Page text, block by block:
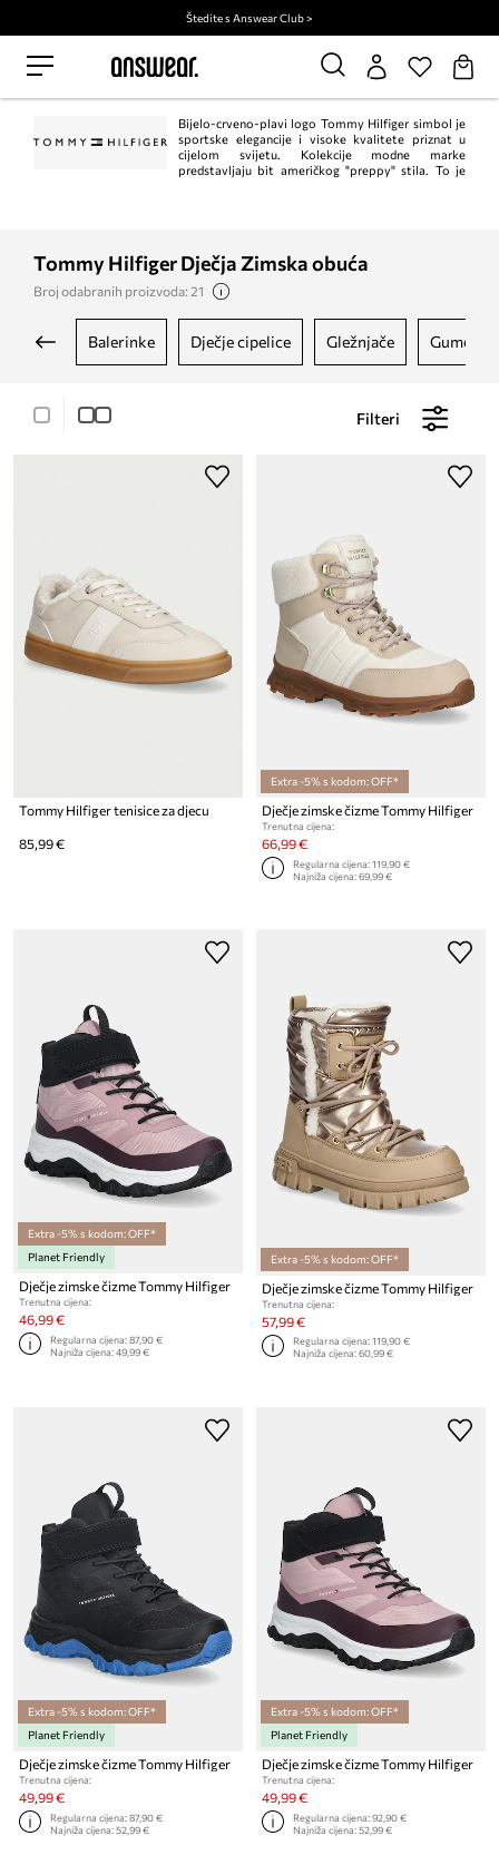
Štedite s Answear Club >
Bijelo-crveno-plavi logo Tommy Hilfiger simbol je
sportske elegancije i visoke kvalitete priznat u
cijelom svijetu. Kolekcije modne marke
predstavljaju bit američkog "preppy" stila. To je
Tommy Hilfiger Dječja Zimska obuća
Broj odabranih proizvoda: 21
balerinke dječje cipelice gležnjače gumene
Filteri
Tommy Hilfiger tenisice za djecu
85,99 €
Extra -5% s kodom: OFF*
Dječje zimske čizme Tommy Hilfiger
Trenutna cijena:
66,99 €
Regularna cijena:119,90 €
Najniža cijena:69,99 €
Extra -5% s kodom: OFF*
Planet Friendly
Dječje zimske čizme Tommy Hilfiger
Trenutna cijena:
46,99 €
Regularna cijena:87,90 €
Najniža cijena:49,99 €
Extra -5% s kodom: OFF*
Dječje zimske čizme Tommy Hilfiger
Trenutna cijena:
57,99 €
Regularna cijena:119,90 €
Najniža cijena:60,99 €
Extra -5% s kodom: OFF*
Planet Friendly
Dječje zimske čizme Tommy Hilfiger
Trenutna cijena:
49,99 €
Regularna cijena:87,90 €
Najniža cijena:52,99 €
Extra -5% s kodom: OFF*
Planet Friendly
Dječje zimske čizme Tommy Hilfiger
Trenutna cijena:
49,99 €
Regularna cijena:92,90 €
Najniža cijena:52,99 €